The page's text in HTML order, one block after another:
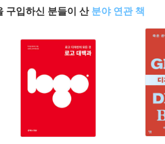
구입하신 분들이 산 분야 연관 책